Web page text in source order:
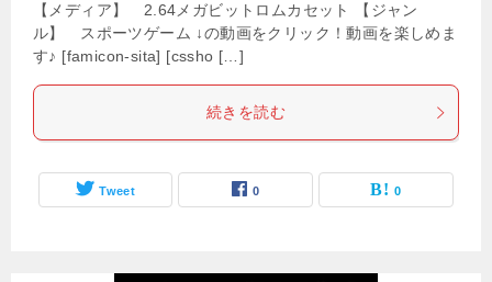
【メディア】 2.64メガビットロムカセット 【ジャン
ル】 スポーツゲーム ↓の動画をクリック！動画を楽しめま
す♪ [famicon-sita] [cssho […]
続きを読む
Tweet 0 0